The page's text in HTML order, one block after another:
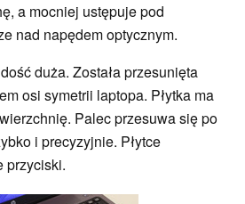
a mocniej ustępuje pod
nad napędem optycznym.
duża. Została przesunięta
osi symetrii laptopa. Płytka ma
Palec przesuwa się po
i precyzyjnie. Płytce
przyciski.